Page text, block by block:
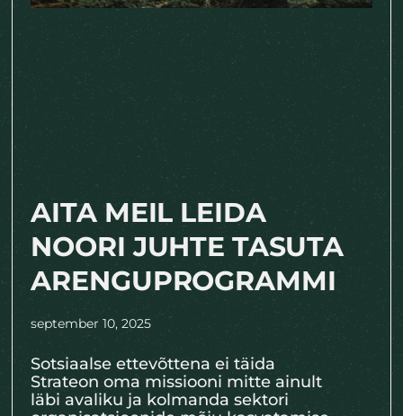
AITA MEIL LEIDA
NOORI JUHTE TASUTA
ARENGUPROGRAMMI
september 10, 2025
Sotsiaalse ettevõttena ei täida
Strateon oma missiooni mitte ainult
läbi avaliku ja kolmanda sektori